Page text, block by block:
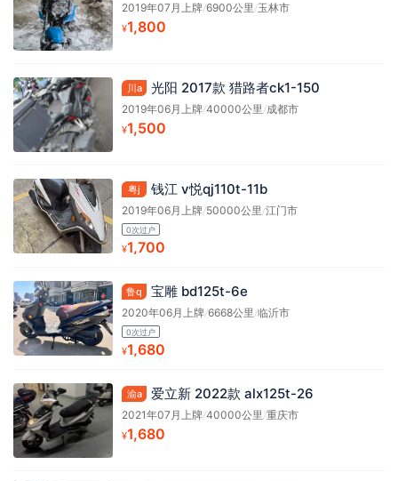
2019年07月上牌/6900公里/玉林市
¥1,800
川a 光阳 2017款 猎路者ck1-150
2019年06月上牌/40000公里/成都市
¥1,500
粤j 钱江 v悦qj110t-11b
2019年06月上牌/50000公里/江门市
0次过户
¥1,700
鲁q 宝雕 bd125t-6e
2020年06月上牌/6668公里/临沂市
0次过户
¥1,680
渝a 爱立新 2022款 alx125t-26
2021年07月上牌/40000公里/重庆市
¥1,680